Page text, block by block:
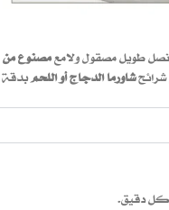
نصل طويل مصقول ولامعمصنوع من
شرائحشاورما الدجاج أو اللحمبدقة
دقيق.